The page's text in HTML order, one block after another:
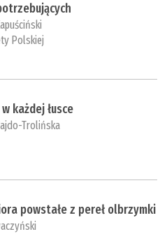
Polskiej
każdej łusce
Trolińska
powstałe z pereł olbrzymki